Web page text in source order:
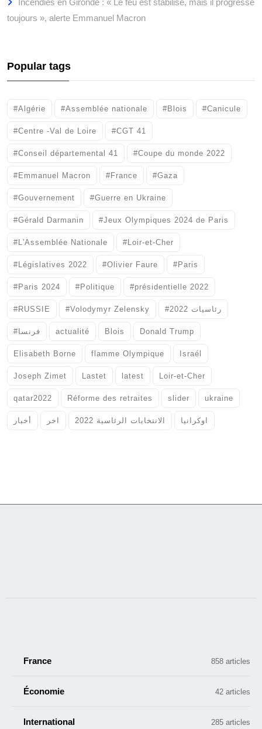
Incendies en Gironde : « Le feu est stabilisé, mais il progresse
toujours », alerte Emmanuel Macron
Popular tags
#Algérie #Assemblée nationale #Blois #Canicule
#Centre -Val de Loire #CGT 41
#Conseil départemental 41 #Coupe du monde 2022
#Emmanuel Macron #France #Gaza
#Gouvernement #Guerre en Ukraine
#Gérald Darmanin #Jeux Olympiques 2024 de Paris
#L'Assemblée Nationale #Loir-et-Cher
#Législatives 2022 #Olivier Faure #Paris
#Paris 2024 #Politique #présidentielle 2022
#RUSSIE #Volodymyr Zelensky #رئاسيات 2022
#فرنسا actualité Blois Donald Trump
Elisabeth Borne flamme Olympique Israél
Joseph Zimet Lastet latest Loir-et-Cher
qatar2022 Réforme des retraites slider ukraine
أخبار اخر الانتخابات الرئاسية 2022 اوكرانيا
France 858 articles
Économie 42 articles
International 285 articles